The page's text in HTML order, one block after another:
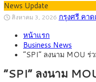
News Update
สิงหาคม 3, 2026 กรุงศรี คา
กรกฎาคม 27, 2026
กรกฎาคม 27, 2026 กรุงศรี
สิงหาคม 5, 2026 ครม.ไฟเขี
สิงหาคม 4, 2026 สธ.ชี้ รพ.รั
หน้าแรก
Business News
“SPI” ลงนาม MOU
“SPI” ลงนาม